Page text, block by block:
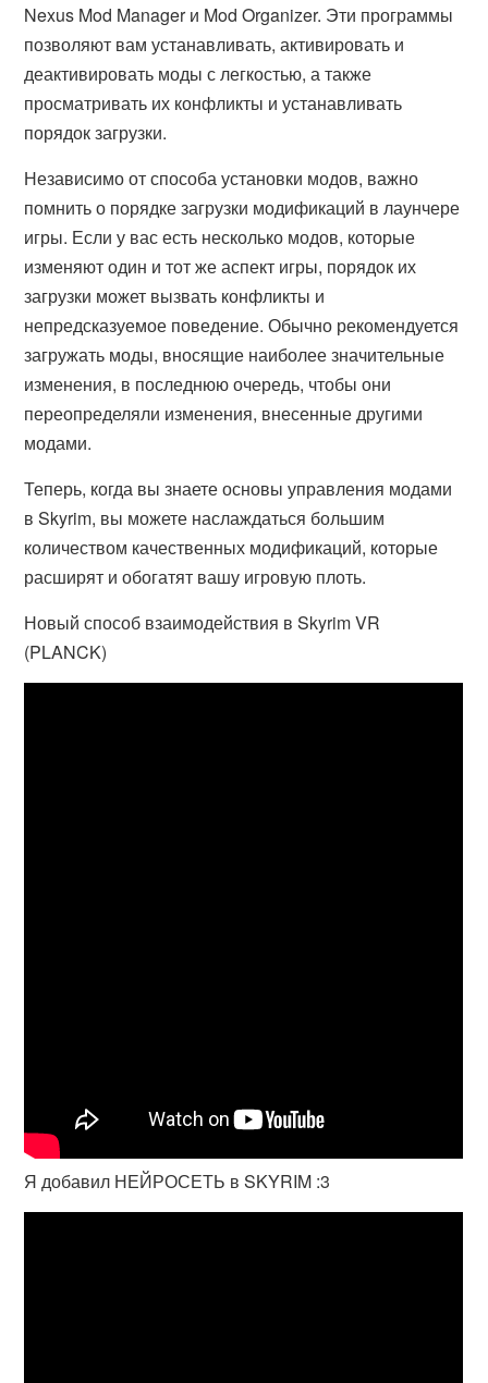
Nexus Mod Manager и Mod Organizer. Эти программы
позволяют вам устанавливать, активировать и
деактивировать моды с легкостью, а также
просматривать их конфликты и устанавливать
порядок загрузки.
Независимо от способа установки модов, важно
помнить о порядке загрузки модификаций в лаунчере
игры. Если у вас есть несколько модов, которые
изменяют один и тот же аспект игры, порядок их
загрузки может вызвать конфликты и
непредсказуемое поведение. Обычно рекомендуется
загружать моды, вносящие наиболее значительные
изменения, в последнюю очередь, чтобы они
переопределяли изменения, внесенные другими
модами.
Теперь, когда вы знаете основы управления модами
в Skyrim, вы можете наслаждаться большим
количеством качественных модификаций, которые
расширят и обогатят вашу игровую плоть.
Новый способ взаимодействия в Skyrim VR
(PLANCK)
Я добавил НЕЙРОСЕТЬ в SKYRIM :3